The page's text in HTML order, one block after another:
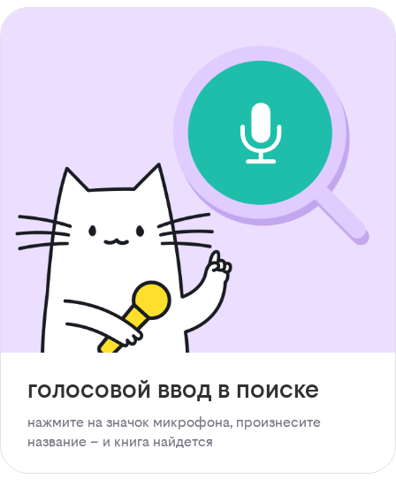
голосовой ввод в поиске
нажмите на значок микрофона, произнесите
название – и книга найдется